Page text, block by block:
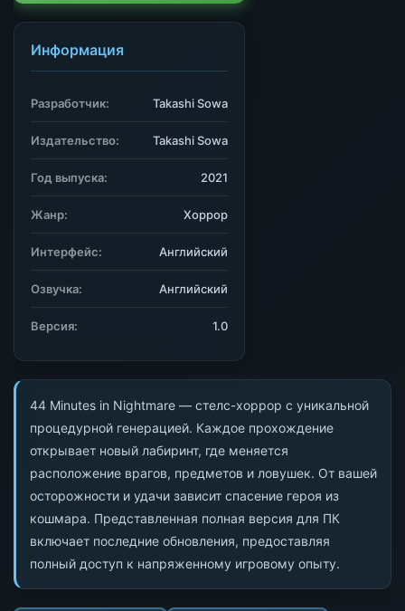
44 Minutes in Nightmare — стелс-хоррор с уникальной
процедурной генерацией. Каждое прохождение
открывает новый лабиринт, где меняется
расположение врагов, предметов и ловушек. От вашей
осторожности и удачи зависит спасение героя из
кошмара. Представленная полная версия для ПК
включает последние обновления, предоставляя
полный доступ к напряженному игровому опыту.
Информация
Разработчик: Takashi Sowa
Издательство: Takashi Sowa
Год выпуска: 2021
Жанр: Хоррор
Интерфейс: Английский
Озвучка: Английский
Версия: 1.0